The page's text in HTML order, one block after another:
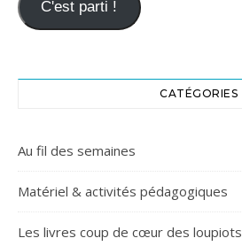
C'est parti !
CATÉGORIES
Au fil des semaines
Matériel & activités pédagogiques
Les livres coup de cœur des loupiots